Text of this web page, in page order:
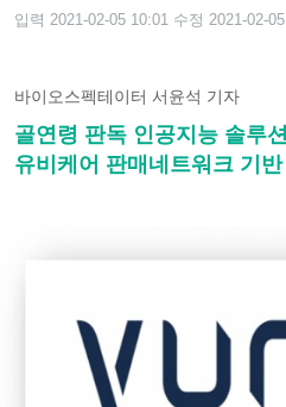
입력 2021-02-05 10:01 수정 2021-02-
바이오스펙테이터 서윤석 기자
골연령 판독 인공지능 솔루
유비케어 판매네트워크 기